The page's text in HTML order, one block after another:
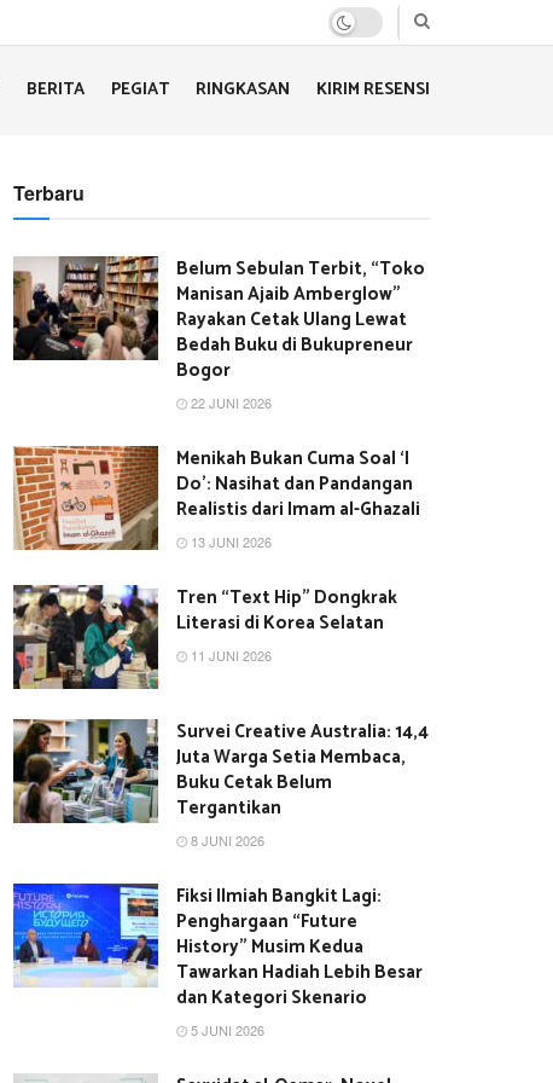
BERITA PEGIAT RINGKASAN KIRIM RESENSI
Terbaru
Belum Sebulan Terbit, “Toko
Manisan Ajaib Amberglow”
Rayakan Cetak Ulang Lewat
Bedah Buku di Bukupreneur
Bogor
22 JUNI 2026
Menikah Bukan Cuma Soal ‘I
Do’: Nasihat dan Pandangan
Realistis dari Imam al-Ghazali
13 JUNI 2026
Tren “Text Hip” Dongkrak
Literasi di Korea Selatan
11 JUNI 2026
Survei Creative Australia: 14,4
Juta Warga Setia Membaca,
Buku Cetak Belum
Tergantikan
8 JUNI 2026
Fiksi Ilmiah Bangkit Lagi:
Penghargaan “Future
History” Musim Kedua
Tawarkan Hadiah Lebih Besar
dan Kategori Skenario
5 JUNI 2026